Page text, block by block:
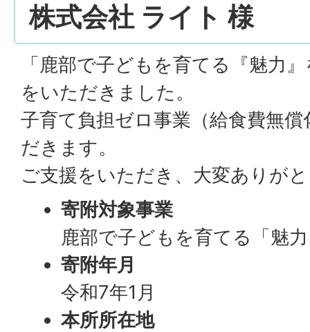
株式会社 ライト 様
「鹿部で子どもを育てる『魅力
をいただきました。
子育て負担ゼロ事業（給食費無
だきます。
ご支援をいただき、大変ありが
寄附対象事業
鹿部で子どもを育てる「魅
寄附年月
令和7年1月
本所所在地